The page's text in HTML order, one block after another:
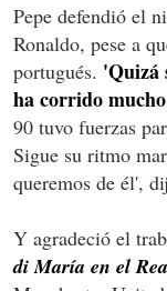
Pepe defendió el
Ronaldo, pese a
portugués. 'Quizá
ha corrido
90 tuvo fuerzas
Sigue su ritmo
queremos de él',
Y agradeció el
di María en el